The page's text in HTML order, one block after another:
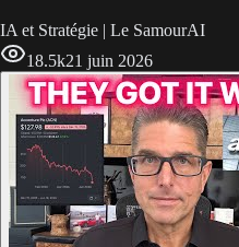
IA et Stratégie | Le SamourAI
18.5k21 juin 2026